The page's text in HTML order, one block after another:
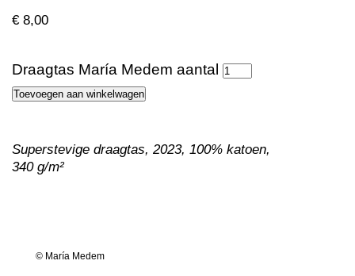
€ 8,00
Draagtas María Medem aantal
Toevoegen aan winkelwagen
Superstevige draagtas, 2023, 100% katoen,
340 g/m²
© María Medem